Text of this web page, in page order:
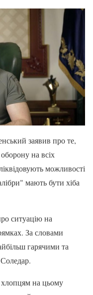
заявив про те,
на всіх
можливості
мають бути хіба
ситуацію на
За словами
гарячими та
на цьому